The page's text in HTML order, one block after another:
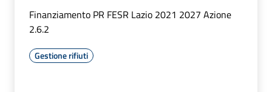
Finanziamento PR FESR Lazio 2021 2027 Azione
2.6.2
Gestione rifiuti